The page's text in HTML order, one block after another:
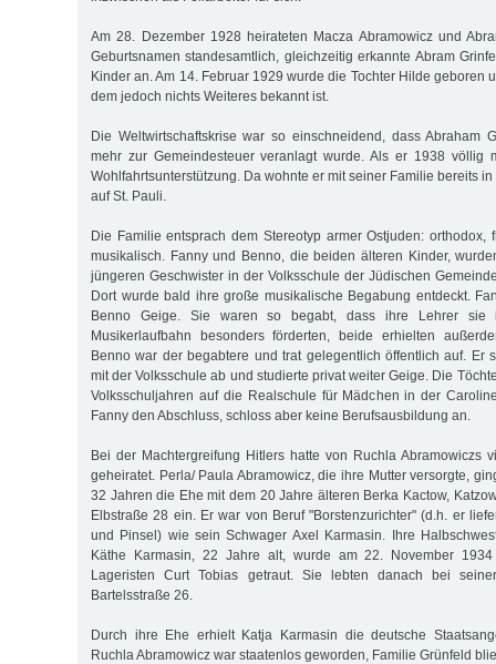
Am 28. Dezember 1928 heirateten Macza Abramowicz und
Geburtsnamen standesamtlich, gleichzeitig erkannte Abram
Kinder an. Am 14. Februar 1929 wurde die Tochter Hilde geboren
dem jedoch nichts Weiteres bekannt ist.
Die Weltwirtschaftskrise war so einschneidend, dass Abraham
mehr zur Gemeindesteuer veranlagt wurde. Als er 1938 völlig
Wohlfahrtsunterstützung. Da wohnte er mit seiner Familie bereits
auf St. Pauli.
Die Familie entsprach dem Stereotyp armer Ostjuden: orthodox,
musikalisch. Fanny und Benno, die beiden älteren Kinder,
jüngeren Geschwister in der Volksschule der Jüdischen
Dort wurde bald ihre große musikalische Begabung entdeckt.
Benno Geige. Sie waren so begabt, dass ihre Lehrer sie
Musikerlaufbahn besonders förderten, beide erhielten
Benno war der begabtere und trat gelegentlich öffentlich auf. Er
mit der Volksschule ab und studierte privat weiter Geige. Die
Volksschuljahren auf die Realschule für Mädchen in der
Fanny den Abschluss, schloss aber keine Berufsausbildung an.
Bei der Machtergreifung Hitlers hatte von Ruchla Abramowiczs
geheiratet. Perla/ Paula Abramowicz, die ihre Mutter versorgte,
32 Jahren die Ehe mit dem 20 Jahre älteren Berka Kactow,
Elbstraße 28 ein. Er war von Beruf "Borstenzurichter" (d.h. er
und Pinsel) wie sein Schwager Axel Karmasin. Ihre
Käthe Karmasin, 22 Jahre alt, wurde am 22. November
Lageristen Curt Tobias getraut. Sie lebten danach bei
Bartelsstraße 26.
Durch ihre Ehe erhielt Katja Karmasin die deutsche
Ruchla Abramowicz war staatenlos geworden, Familie Grünfeld